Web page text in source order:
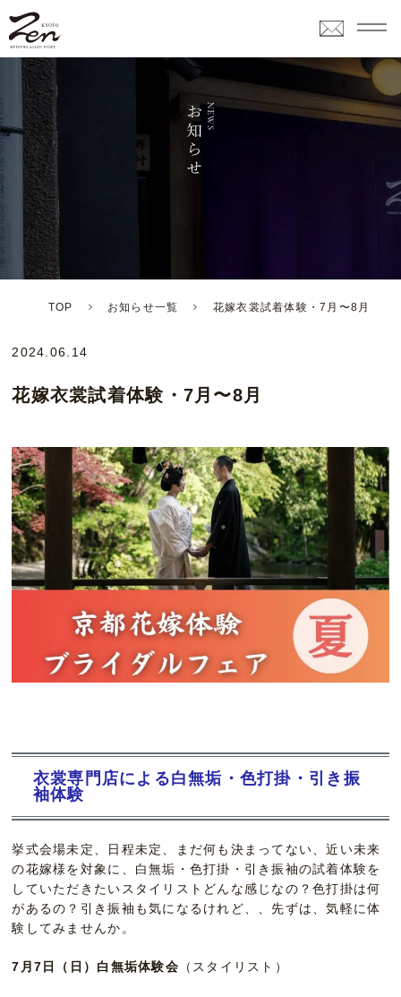
TOP お知らせ一覧 花嫁衣裳試着体験・7月〜8月
2024.06.14
花嫁衣裳試着体験・7月〜8月
衣裳専門店による白無垢・色打掛・引き振
袖体験
挙式会場未定、日程未定、まだ何も決まってない、近い未来
の花嫁様を対象に、白無垢・色打掛・引き振袖の試着体験を
していただきたいスタイリストどんな感じなの？色打掛は何
があるの？引き振袖も気になるけれど、、先ずは、気軽に体
験してみませんか。
7月7日（日）白無垢体験会 （スタイリスト）